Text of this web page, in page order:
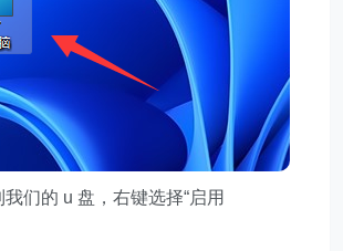
的 u 盘，右键选择“启用